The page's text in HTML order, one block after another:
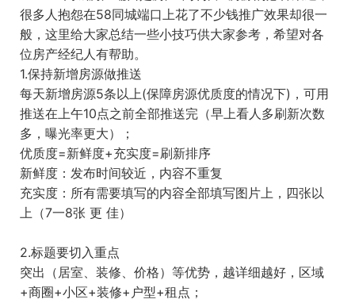
很多人抱怨在58同城端口上花了不少钱推广效果却很一
般，这里给大家总结一些小技巧供大家参考，希望对各
位房产经纪人有帮助。
1.保持新增房源做推送
每天新增房源5条以上(保障房源优质度的情况下)，可用
推送在上午10点之前全部推送完（早上看人多刷新次数
多，曝光率更大）；
优质度=新鲜度+充实度=刷新排序
新鲜度：发布时间较近，内容不重复
充实度：所有需要填写的内容全部填写图片上，四张以
上（7一8张 更 佳）
2.标题要切入重点
突出（居室、装修、价格）等优势，越详细越好，区域
+商圈+小区+装修+户型+租点；